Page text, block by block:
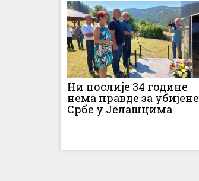
Ни послије 34 године
нема правде за убијене
Србе у Јелашцима